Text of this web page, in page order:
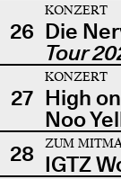
26
KONZERT
Die
Tour
27
KONZERT
High
Noo
28
ZUM
IGTZ